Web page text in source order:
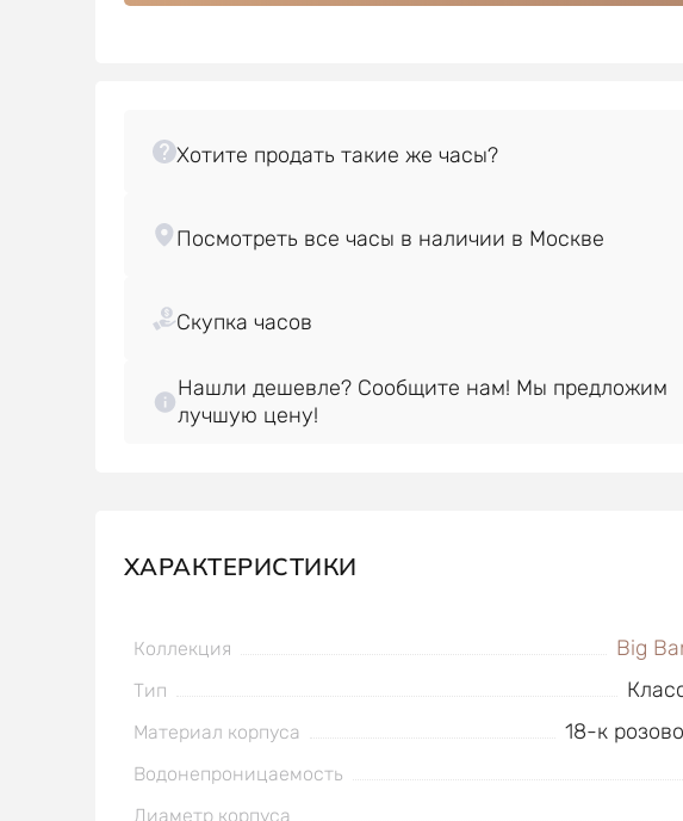
Хотите продать такие же часы?
Нашли дешевле? Сообщите нам! Мы предложим
лучшую цену!
ХАРАКТЕРИСТИКИ
Коллекция Big
Тип
Материал корпуса 18-к
Водонепроницаемость
Диаметр корпуса